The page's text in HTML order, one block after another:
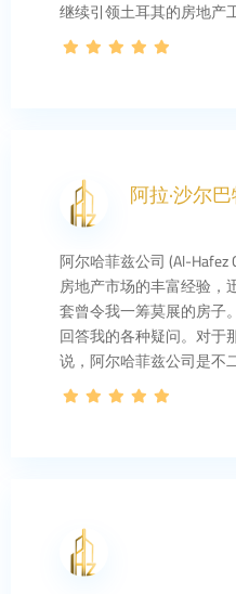
继续引领土耳其的房地产
阿拉·沙尔
阿尔哈菲兹公司 (Al-
房地产市场的丰富经验，
套曾令我一筹莫展的房子
回答我的各种疑问。对于
说，阿尔哈菲兹公司是不